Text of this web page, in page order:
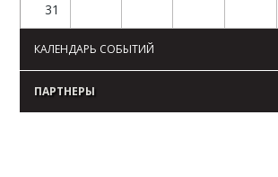
31
КАЛЕНДАРЬ СОБЫТИЙ
ПАРТНЕРЫ